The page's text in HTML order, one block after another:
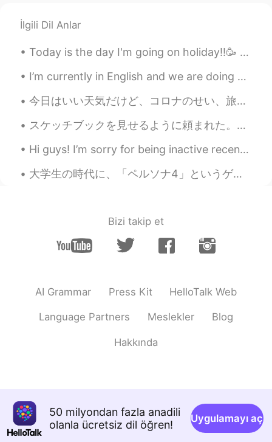
bloody mary's but I've been thinking
James 2021.07.28 13:31
EN CN
@Peacock Jinsui Li
it's a spicy bloody
worcestershire sauce. You gotta try it!😝
yuri 2021.07.28 04:12
👍👏
KR
😂
Peacock Jinsui Li 2021.07.27 20:50
CN RU
İlgili Dil Anlar
Today is the day I'm going on holiday!!🥳 I'm very excited but its raining and we are supposed to ...
I’m currently in English and we are doing poetry. It’s quite interesting and these are 2 of my fa...
今日はいい天気だけど、コロナのせい、旅行できません。ずっと家に過ごしいてるので、次の旅行の予定しました！卒業したら、日本で就活する予定で、就職できるなら、日本に戻って九州と沖縄の旅行したいです。...
スケッチブックを見せるように頼まれた。スケッチブックっていうのは失敗してそれから学ぶいいものだけど、その分相当下手な絵も入っているのであえて見せない。とはいえ断る理由が思いつかなくて、仕方なく見...
Hi guys! I’m sorry for being inactive recently. I’m currently on holiday in the countryside until...
大学生の時代に、「ペルソナ4」というゲームが流行ってた。ゲームとして面白かったんだけど、俺にとって一番面白かったのは、日本の生活を観察できることだった。あの時の自分が日本のこと何も知らなくて、だ...
Bizi takip et
AI Grammar Press Kit HelloTalk Web
Language Partners Meslekler Blog
Hakkında
50 milyondan fazla anadili
olanla ücretsiz dil öğren!
Uygulamayı aç